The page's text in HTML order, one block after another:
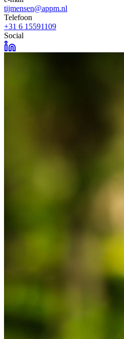
tijmensen@appm.nl
Telefoon
+31 6 15591109
Social